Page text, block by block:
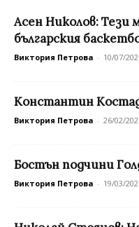
Асен Николов:
българския
Виктория Петрова - 10/07/
Константин
Виктория Петрова - 26/02/
Бостън подчини
Виктория Петрова - 19/03/